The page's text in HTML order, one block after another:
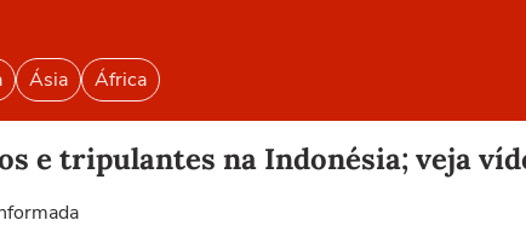
Ásia África
e tripulantes na Indonésia; veja